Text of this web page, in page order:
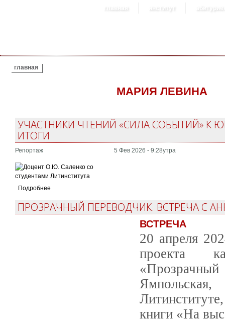
главная институт
ВЫ ЗДЕСЬ
главная
МАРИЯ ЛЕВИНА
УЧАСТНИКИ ЧТЕНИЙ «СИЛА СОБЫТИЙ»
ИТОГИ
Репортаж 5 Фев 2026 - 9:28утра
Подробнее
ПРОЗРАЧНЫЙ ПЕРЕВОДЧИК. ВСТРЕЧА С
ВСТРЕЧА
20 апреля
проекта
книги «На